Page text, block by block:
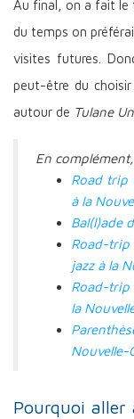
Au final, on a fait le
du temps on
visites futures.
peut-être du
autour de Tulane
En
Road trip
à la
Bal(l)ade
Road-
jazz à la
Road-trip
la
Nouvelle-
Pourquoi aller